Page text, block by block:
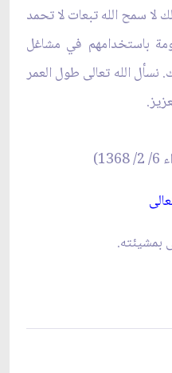
لا سمح الله تبعات لا تحمد
باستخدامهم في مشاغل
نسأل الله تعالى طول العمر
بمشيئته.